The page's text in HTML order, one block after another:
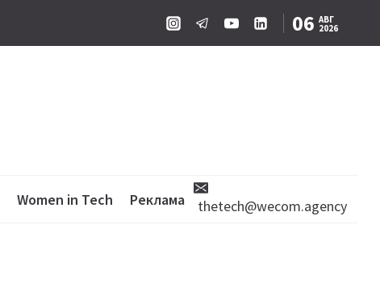
06 АВГ
2026
Women in Tech Реклама thetech@wecom.agency